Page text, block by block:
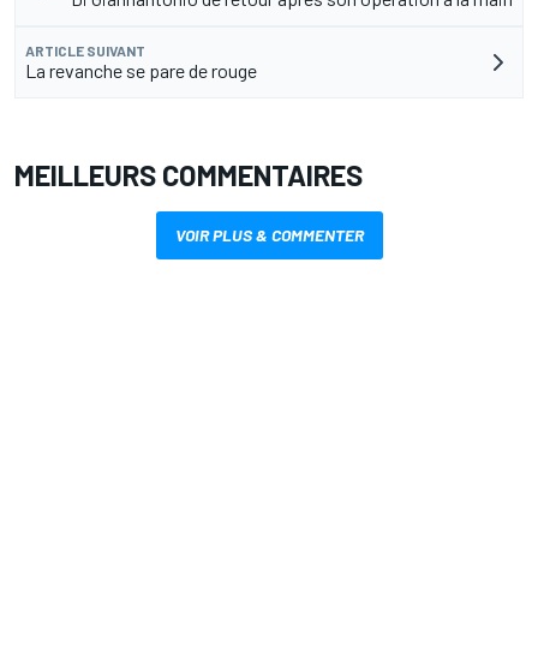
ARTICLE SUIVANT
La revanche se pare de rouge
MEILLEURS COMMENTAIRES
VOIR PLUS & COMMENTER